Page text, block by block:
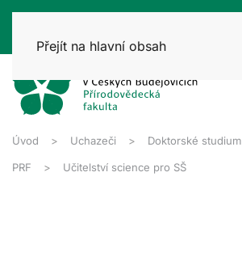
Přejít na hlavní obsah
Úvod Uchazeči Doktorské studium
PRF Učitelství science pro SŠ